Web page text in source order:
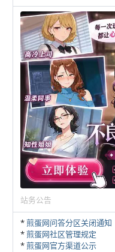
站务公告
*煎蛋网问答分区关闭通知
*煎蛋网社区管理规定
*煎蛋网官方渠道公示